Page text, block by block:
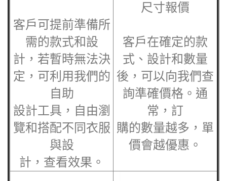
客戶可提前準備所
需的款式和設
計，若暫時無法決
定，可利用我們的
自助
設計工具，自由瀏
覽和搭配不同衣服
與設
計，查看效果。
尺寸報價
客戶在確定的款
式、設計和數量
後，可以向我們查
詢準確價格。通
常，訂
購的數量越多，單
價會越優惠。